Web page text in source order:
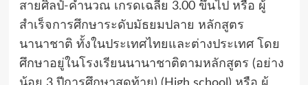
สายศิลป์-คำนวณ เกรดเฉลี่ย 3.00 ขึ้นไป หรือ ผู้
สำเร็จการศึกษาระดับมัธยมปลาย หลักสูตร
นานาชาติ ทั้งในประเทศไทยและต่างประเทศ โดย
ศึกษาอยู่ในโรงเรียนนานาชาติตามหลักสูตร (อย่าง